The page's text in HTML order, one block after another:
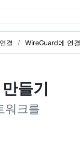
결 WireGuard에 연결
들기
워크를